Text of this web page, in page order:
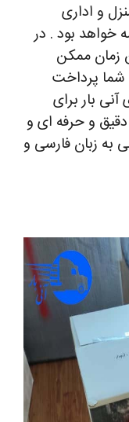
و اداری
بود . در
زمان ممکن
پرداخت
بار برای
و حرفه ای و
زبان فارسی و